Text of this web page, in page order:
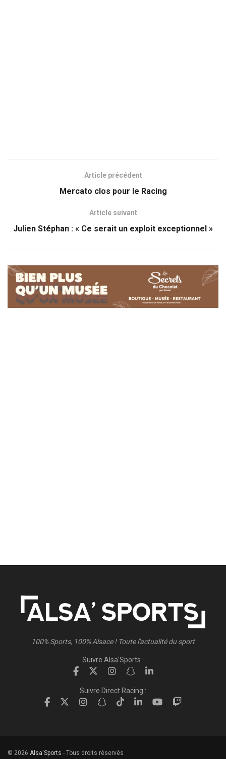
Article précédent
Mercato clos pour le Racing
Article suivant
Julien Stéphan : « Ce serait un exploit exceptionnel »
100% Sports, 100% Alsace ! Toute l'actualité du sport
Suivre Alsa'Sports :
Suivre Direct Racing :
© 2026 Alsa'Sports - Tous droits réservés